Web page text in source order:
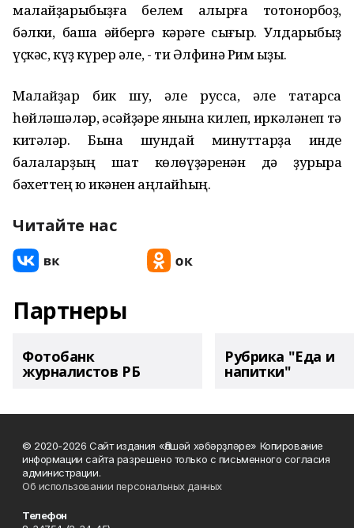
малайҙарыбыҙға белем алырға тотонорбоҙ,
бәлки, башҡа әйбергә кәрәге сығыр. Улдарыбыҙ
үҫкәс, күҙ күрер әле, - ти Әлфинә Рим ҡыҙы.
Малайҙар бик шуҡ, әле русса, әле татарса
һөйләшәләр, әсәйҙәре янына килеп, иркәләнеп тә
китәләр. Бына шундай минуттарҙа инде
балаларҙың шат көлөүҙәренән дә ҙурыраҡ
бәхеттең юҡ икәнен аңлайһың.
Читайте нас
Партнеры
Фотобанк
журналистов РБ
Рубрика "Еда и
напитки"
© 2020-2026 Сайт издания «Әлшәй хәбәрҙләре» Копирование
информации сайта разрешено только с письменного согласия
администрации.
Об использовании персональных данных
Телефон